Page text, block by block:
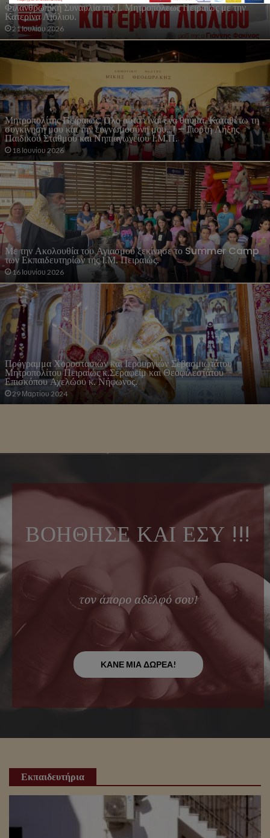
Φιλανθρωπική Συναυλία της Ι. Μητροπόλεως Πειραιώς με την
Κατερίνα Λιόλιου.
21 Ιουλίου 2026
Μητροπολίτης Πειραιώς: Όλο αυτό είναι ένα θαύμα. Καταθέτω τη
συγκίνησή μου και την ευγνωμοσύνη μου…! – Γιορτή Λήξης
Παιδικού Σταθμού και Νηπιαγωγείου Ι.Μ.Π.
18 Ιουνίου 2026
Με την Ακολουθία του Αγιασμού ξεκίνησε το Summer Camp
των Εκπαιδευτηρίων της Ι.Μ. Πειραιώς.
16 Ιουνίου 2026
Πρόγραμμα Χοροστασιών και Ιερουργιών Σεβασμιωτάτου
Μητροπολίτου Πειραιώς κ.Σεραφείμ και Θεοφιλεστάτου
Επισκόπου Αχελώου κ. Νήφωνος.
29 Μαρτίου 2024
ΒΟΗΘΗΣΕ ΚΑΙ ΕΣΥ !!!
τον άπορο αδελφό σου!
ΚΑΝΕ ΜΙΑ ΔΩΡΕΑ!
Εκπαιδευτήρια